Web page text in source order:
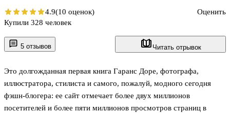
5 отзывов Читать отрывок
Это долгожданная первая книга Гаранс Доре, фотографа,
иллюстратора, стилиста и самого, пожалуй, модного сегодня
фэшн-блогера: ее сайт отмечает более двух миллионов
посетителей и более пяти миллионов просмотров страниц в
4.9(10 оценок)
Оценить
Купили 328 человек